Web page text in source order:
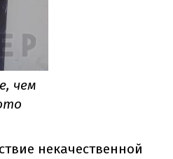
чем
некачественной